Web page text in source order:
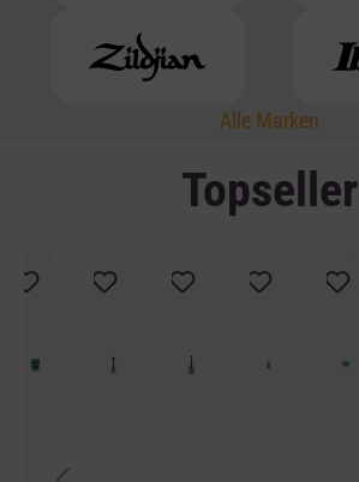
Alle Marken
Topseller